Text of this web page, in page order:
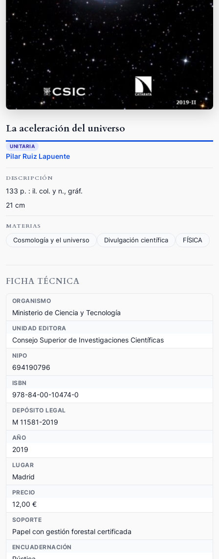
La aceleración del universo
UNITARIA
Pilar Ruiz Lapuente
DESCRIPCIÓN
133 p. : il. col. y n., gráf.
21 cm
MATERIAS
Cosmología y el universo
Divulgación científica FÍSICA
FICHA TÉCNICA
ORGANISMO
Ministerio de Ciencia y Tecnología
UNIDAD EDITORA
Consejo Superior de Investigaciones Científicas
NIPO
694190796
ISBN
978-84-00-10474-0
DEPÓSITO LEGAL
M 11581-2019
AÑO
2019
LUGAR
Madrid
PRECIO
12,00 €
SOPORTE
Papel con gestión forestal certificada
ENCUADERNACIÓN